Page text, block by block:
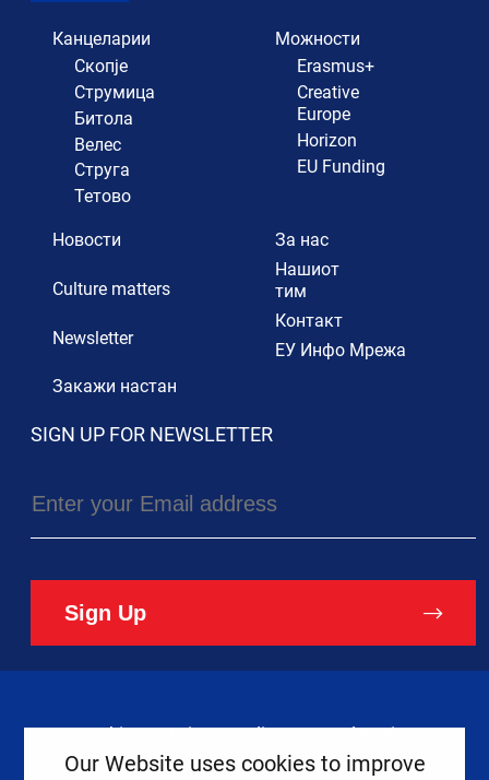
Канцеларии
Скопје
Струмица
Битола
Велес
Струга
Тетово
Можности
Erasmus+
Creative
Europe
Horizon
EU Funding
Новости
Culture matters
Newsletter
Закажи настан
За нас
Нашиот
тим
Контакт
ЕУ Инфо Мрежа
SIGN UP FOR NEWSLETTER
Sign Up
Cookies Privacy Policy Legal Notice
Our Website uses cookies to improve